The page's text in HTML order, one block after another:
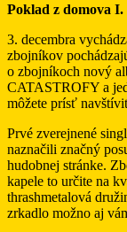
Poklad z domova I.
3. decembra
zbojníkov
o zbojníkoch nový
CATASTROFY a
môžete prísť
Prvé zverejnené
naznačili značný
hudobnej stránke.
kapele to určite na
thrashmetalová
zrkadlo možno aj